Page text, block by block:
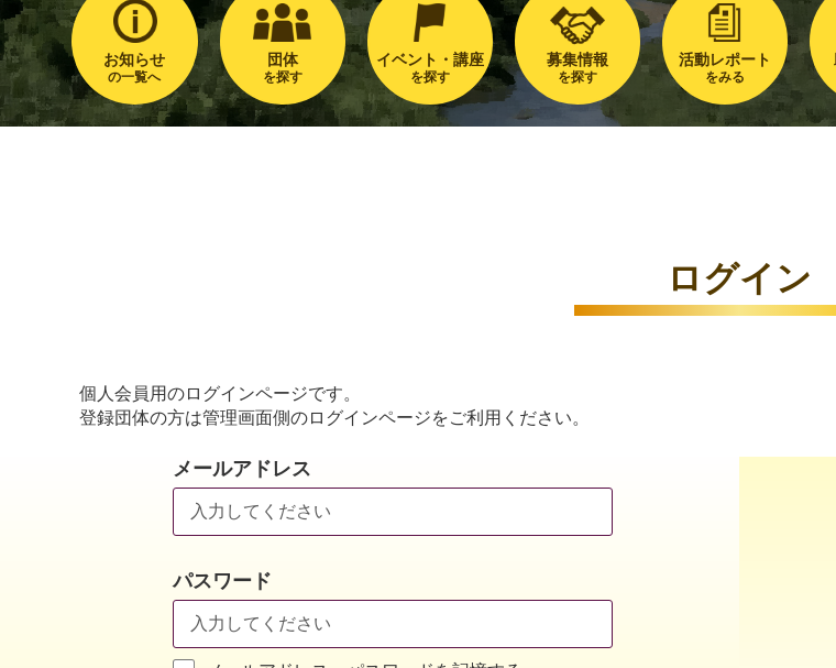
お知らせ
の一覧へ
団体
を探す
イベント・講座
を探す
募集情報
を探す
活動レポート
をみる
ログイン
個人会員用のログインページです。
登録団体の方は管理画面側のログインページをご利用ください。
メールアドレス
パスワード